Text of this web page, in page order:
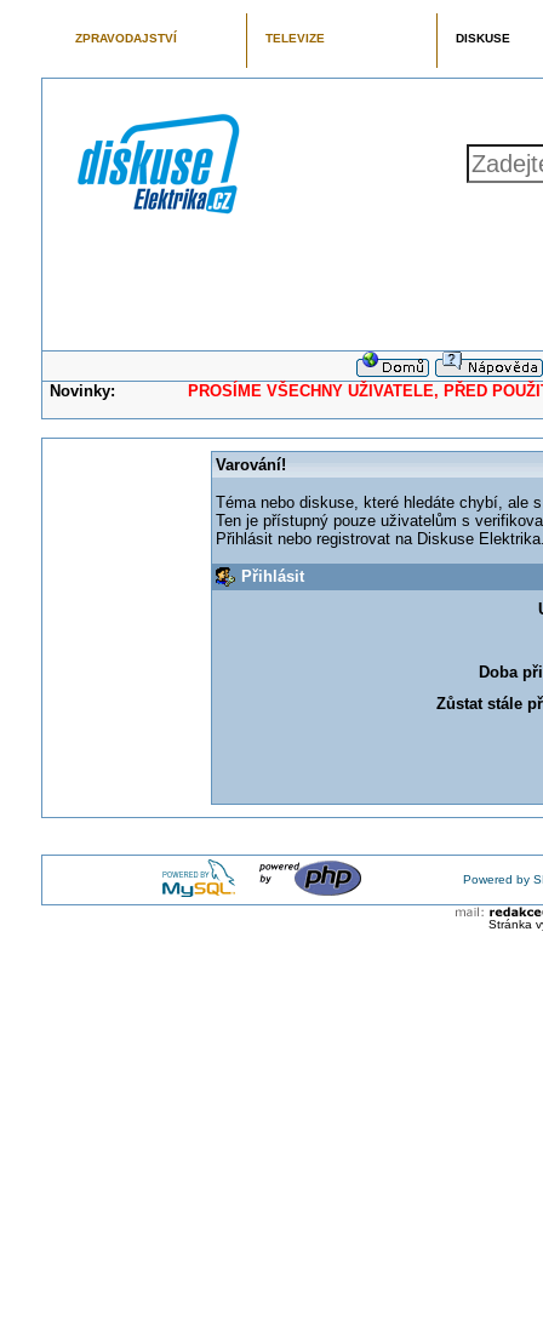
ZPRAVODAJSTVÍ TELEVIZE DISKUSE
Novinky: PROSÍME VŠECHNY UŽIVATELE, PŘED
Varování!
Téma nebo diskuse, které hledáte chybí, ale
Ten je přístupný pouze uživatelům s
Přihlásit nebo registrovat na Diskuse
Přihlásit
Doba
Zůstat stále
Powered by
Stránka